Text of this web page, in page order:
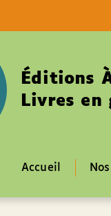
Éditions
Livres en
Accueil